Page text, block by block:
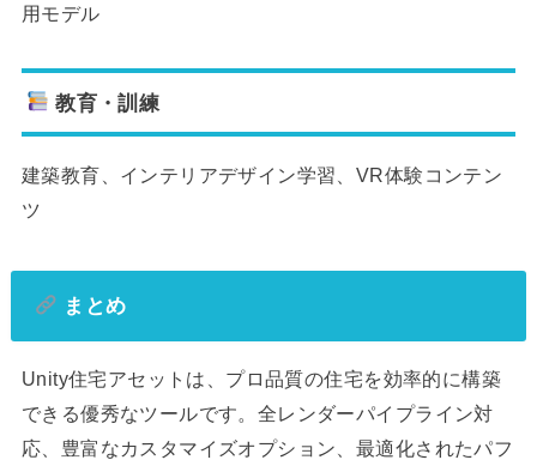
用モデル
教育・訓練
建築教育、インテリアデザイン学習、VR体験コンテン
ツ
まとめ
Unity住宅アセットは、プロ品質の住宅を効率的に構築
できる優秀なツールです。全レンダーパイプライン対
応、豊富なカスタマイズオプション、最適化されたパフ